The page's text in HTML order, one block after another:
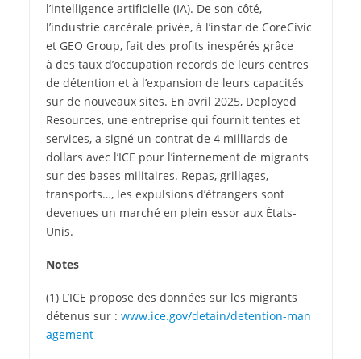
l’intelligence artificielle (IA). De son côté,
l’industrie carcérale privée, à l’instar de CoreCivic
et GEO Group, fait des profits inespérés grâce
à des taux d’occupation records de leurs centres
de détention et à l’expansion de leurs capacités
sur de nouveaux sites. En avril 2025, Deployed
Resources, une entreprise qui fournit tentes et
services, a signé un contrat de 4 milliards de
dollars avec l’ICE pour l’internement de migrants
sur des bases militaires. Repas, grillages,
transports…, les expulsions d’étrangers sont
devenues un marché en plein essor aux États-
Unis.
Notes
(1) L’ICE propose des données sur les migrants
détenus sur : www​.ice​.gov/​d​e​t​a​i​n​/​d​e​t​e​n​t​i​o​n​-​m​a​n​
a​g​e​m​ent